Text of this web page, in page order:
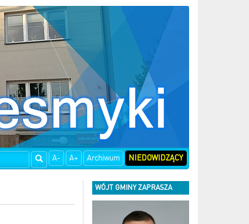
A- A+ Archiwum NIEDOWIDZĄCY
WÓJT GMINY ZAPRASZA